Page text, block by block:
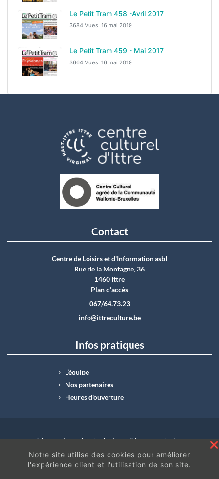
Le Petit Tram 458 -Avril 2017
3684 Vues. 16 mai 2019
Le Petit Tram 459 - Mai 2017
3664 Vues. 16 mai 2019
Contact
Centre de Loisirs et d'Information asbI
Rue de la Montagne, 36
1460 Ittre
Plan d’accès
067/64.73.23
info@ittreculture.be
Infos pratiques
L’équipe
Nos partenaires
Heures d'ouverture
Copyright CLI © | Mentions légales | Conditions générales de vente |
N°Entreprise : BE0414.742.009 |
BE50 0012 6285 4518
Notre site utilise des cookies pour améliorer
l'expérience client et l'utilisation de son site.